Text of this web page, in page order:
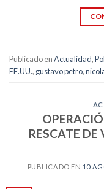
Publicado enActualidad,
EE.UU., gustavo petro,
RESCATE
PUBLICADO EN 10